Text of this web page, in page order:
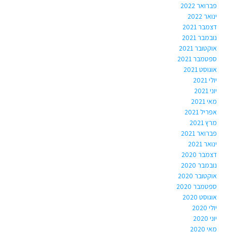
פברואר 2022
ינואר 2022
דצמבר 2021
נובמבר 2021
אוקטובר 2021
ספטמבר 2021
אוגוסט 2021
יולי 2021
יוני 2021
מאי 2021
אפריל 2021
מרץ 2021
פברואר 2021
ינואר 2021
דצמבר 2020
נובמבר 2020
אוקטובר 2020
ספטמבר 2020
אוגוסט 2020
יולי 2020
יוני 2020
מאי 2020